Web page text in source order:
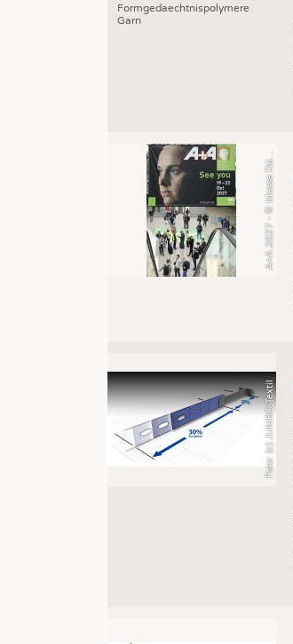
Formgedaechtnispolymere
Garn
+
A
2
0
2
7
-
©
M
e
s
s
e
D
ü
s
e
l
d
o
r
f
/
C
o
n
s
t
a
n
z
e
T
i
l
l
m
a
n
Foto: (c) JUMBO-Textil